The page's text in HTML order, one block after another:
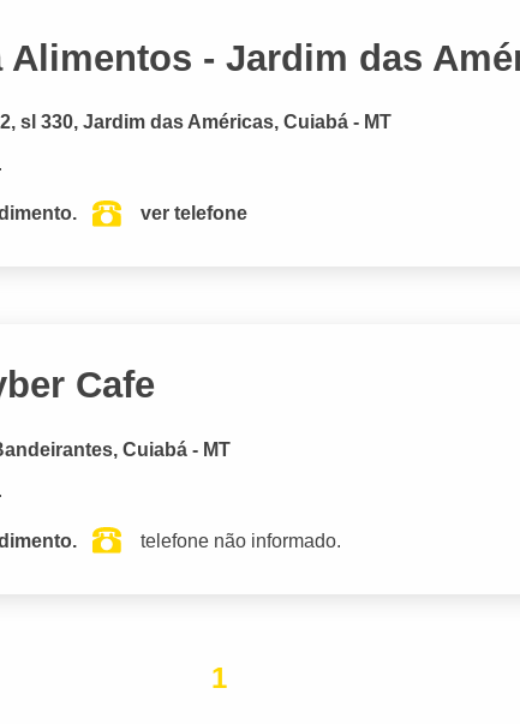
Alimentos - Jardim das
sl 330, Jardim das Américas, Cuiabá - MT
ver telefone
Cafe
Cuiabá - MT
telefone não informado.
1